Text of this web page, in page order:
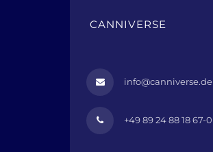
CANNIVERSE
info@canniverse.de
+49 89 24 88 18 67-0